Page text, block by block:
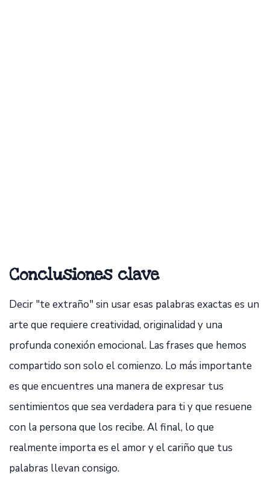
Conclusiones clave
Decir "te extraño" sin usar esas palabras exactas es un
arte que requiere creatividad, originalidad y una
profunda conexión emocional. Las frases que hemos
compartido son solo el comienzo. Lo más importante
es que encuentres una manera de expresar tus
sentimientos que sea verdadera para ti y que resuene
con la persona que los recibe. Al final, lo que
realmente importa es el amor y el cariño que tus
palabras llevan consigo.